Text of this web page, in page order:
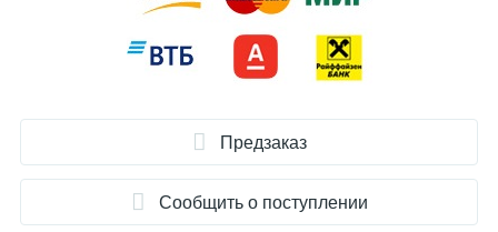
Предзаказ
Сообщить о поступлении